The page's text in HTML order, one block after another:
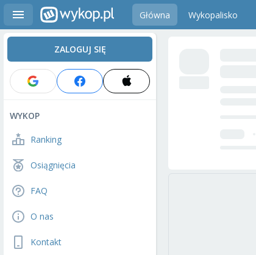
Główna Wykopalisko
ZALOGUJ SIĘ
WYKOP
Ranking
Osiągnięcia
FAQ
O nas
Kontakt